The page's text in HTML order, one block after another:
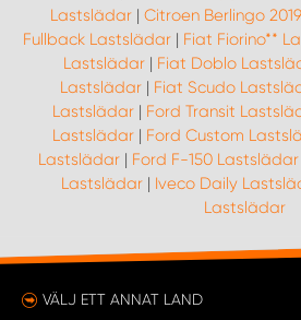
Lastslädar | Citroen Berlingo
Fullback Lastslädar| Fiat Fiorino**
Lastslädar | Fiat Doblo
Lastslädar | Fiat Scudo
Lastslädar| Ford Transit
Lastslädar | Ford Custom
Lastslädar | Ford F-150 Lastslädar
Lastslädar| Iveco Daily
Lastslädar
VÄLJ ETT ANNAT LAND
WORK SYSTEM UMEÅ
WORK SYSTEM UPPSALA
WORK SYSTEM VARBERG
WORK SYSTEM VÄSTERÅS